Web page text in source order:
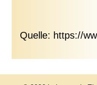
Quelle: https://